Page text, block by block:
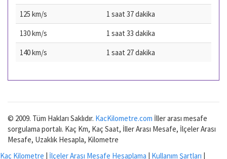
125 km/s
1 saat 37 dakika
130 km/s
1 saat 33 dakika
140 km/s
1 saat 27 dakika
© 2009. Tüm Hakları Saklıdır. KacKilometre.com İller arası mesafe
sorgulama portalı. Kaç Km, Kaç Saat, İller Arası Mesafe, İlçeler Arası
Mesafe, Uzaklık Hesapla, Kilometre
Kaç Kilometre | İlçeler Arası Mesafe Hesaplama | Kullanım Şartları |